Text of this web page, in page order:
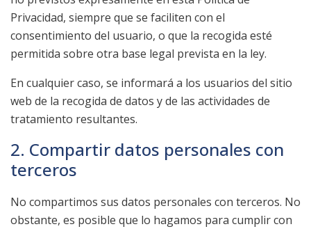
Privacidad, siempre que se faciliten con el
consentimiento del usuario, o que la recogida esté
permitida sobre otra base legal prevista en la ley.
En cualquier caso, se informará a los usuarios del sitio
web de la recogida de datos y de las actividades de
tratamiento resultantes.
2. Compartir datos personales con
terceros
No compartimos sus datos personales con terceros. No
obstante, es posible que lo hagamos para cumplir con